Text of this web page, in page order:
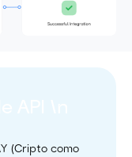
(Cripto como